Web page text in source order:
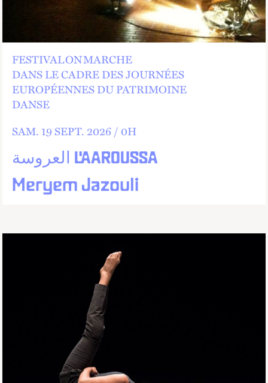
العروسة L'AAROUSSA
Meryem Jazouli
FESTIVAL ON MARCHE
DANS LE CADRE DES JOURNÉES
EUROPÉENNES DU PATRIMOINE
DANSE
SAM.19 SEPT. 2026 / 0H